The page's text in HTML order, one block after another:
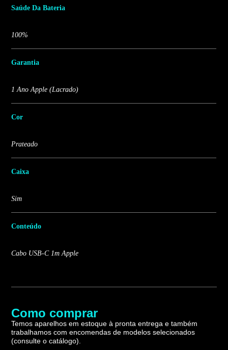
Saúde Da Bateria
100%
Garantia
1 Ano Apple (Lacrado)
Cor
Prateado
Caixa
Sim
Conteúdo
Cabo USB-C 1m Apple
Como comprar
Temos aparelhos em estoque à pronta entrega e também
trabalhamos com encomendas de modelos selecionados
(consulte o catálogo).